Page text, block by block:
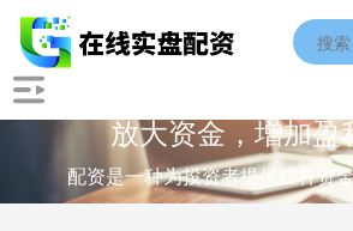
放大资金，增加盈
配资是一种为投资者提供杠杆资